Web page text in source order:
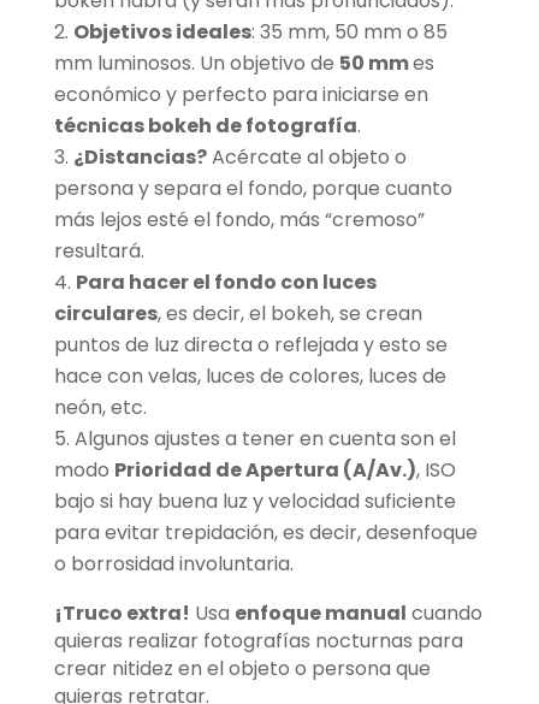
Objetivos ideales: 35 mm, 50 mm o 85
mm luminosos. Un objetivo de 50 mmes
económico y perfecto para iniciarse en
técnicas bokeh de fotografía.
¿Distancias?Acércate al objeto o
persona y separa el fondo, porque cuanto
más lejos esté el fondo, más “cremoso”
resultará.
Para hacer el fondo con luces
circulares, es decir, el bokeh, se crean
puntos de luz directa o reflejada y esto se
hace con velas, luces de colores, luces de
neón, etc.
Algunos ajustes a tener en cuenta son el
modo Prioridad de Apertura (A/Av.), ISO
bajo si hay buena luz y velocidad suficiente
para evitar trepidación, es decir, desenfoque
o borrosidad involuntaria.
¡Truco extra! Usa enfoque manual cuando
quieras realizar fotografías nocturnas para
crear nitidez en el objeto o persona que
quieras retratar.